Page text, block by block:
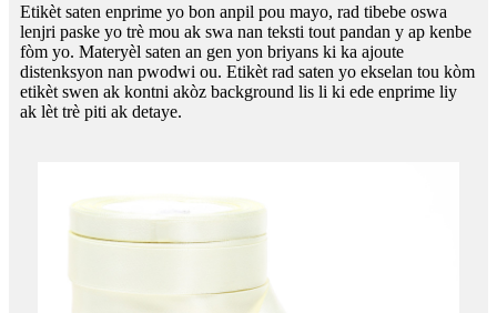
Etikèt saten enprime yo bon anpil pou mayo, rad tibebe oswa
lenjri paske yo trè mou ak swa nan teksti tout pandan y ap kenbe
fòm yo. Materyèl saten an gen yon briyans ki ka ajoute
distenksyon nan pwodwi ou. Etikèt rad saten yo ekselan tou kòm
etikèt swen ak kontni akòz background lis li ki ede enprime liy
ak lèt ​​​​trè piti ak detaye.